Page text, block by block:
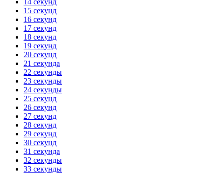
14 секунд
15 секунд
16 секунд
17 секунд
18 секунд
19 секунд
20 секунд
21 секунда
22 секунды
23 секунды
24 секунды
25 секунд
26 секунд
27 секунд
28 секунд
29 секунд
30 секунд
31 секунда
32 секунды
33 секунды